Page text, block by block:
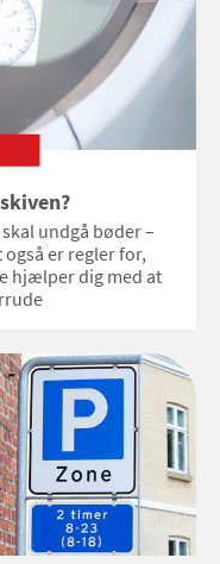
undgå bøder –
er regler for,
hjælper dig med at